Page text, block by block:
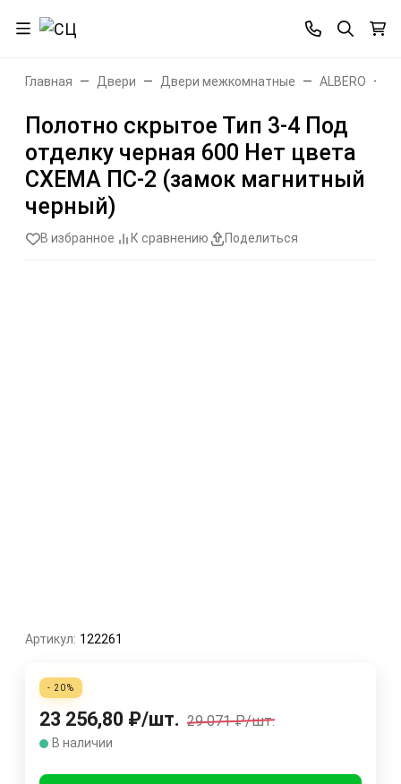
Главная Двери Двери межкомнатные ALBERO
Полотно скрытое Тип 3-4 Под
отделку черная 600 Нет цвета
СХЕМА ПС-2 (замок магнитный
черный)
В избранное К сравнению Поделиться
Артикул: 122261
- 20%
23 256,80 ₽/шт. 29 071 ₽/шт.
В наличии